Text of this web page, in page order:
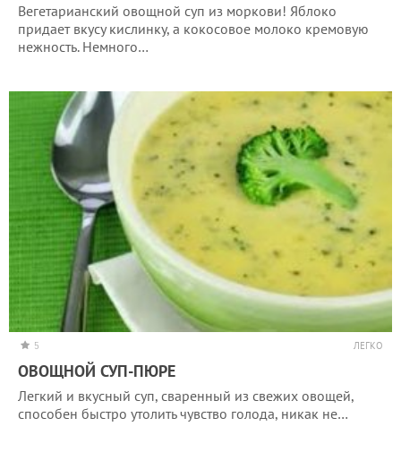
Вегетарианский овощной суп из моркови! Яблоко
придает вкусу кислинку, а кокосовое молоко кремовую
нежность. Немного…
5 ЛЕГКО
ОВОЩНОЙ СУП-ПЮРЕ
Легкий и вкусный суп, сваренный из свежих овощей,
способен быстро утолить чувство голода, никак не…